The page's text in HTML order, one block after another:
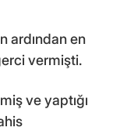
ardından en
vermişti.
ve yaptığı